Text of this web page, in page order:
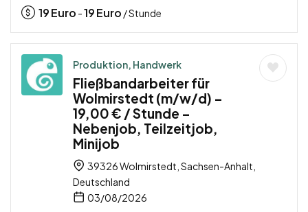
19Euro -19Euro / Stunde
Produktion, Handwerk
Fließbandarbeiter für
Wolmirstedt (m/w/d) –
19,00 € / Stunde –
Nebenjob, Teilzeitjob,
Minijob
39326 Wolmirstedt, Sachsen-Anhalt,
Deutschland
03/08/2026